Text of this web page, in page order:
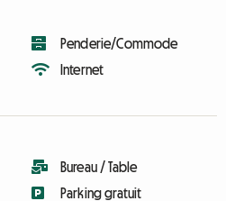
Penderie/Commode
Internet
Bureau / Table
Parking gratuit